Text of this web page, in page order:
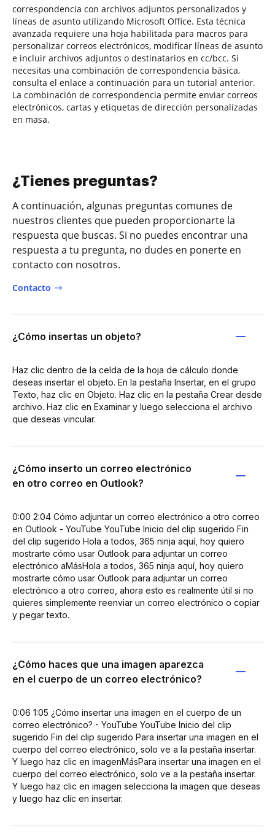
correspondencia con archivos adjuntos personalizados y
líneas de asunto utilizando Microsoft Office. Esta técnica
avanzada requiere una hoja habilitada para macros para
personalizar correos electrónicos, modificar líneas de asunto
e incluir archivos adjuntos o destinatarios en cc/bcc. Si
necesitas una combinación de correspondencia básica,
consulta el enlace a continuación para un tutorial anterior.
La combinación de correspondencia permite enviar correos
electrónicos, cartas y etiquetas de dirección personalizadas
en masa.
¿Tienes preguntas?
A continuación, algunas preguntas comunes de
nuestros clientes que pueden proporcionarte la
respuesta que buscas. Si no puedes encontrar una
respuesta a tu pregunta, no dudes en ponerte en
contacto con nosotros.
Contacto
¿Cómo insertas un objeto?
Haz clic dentro de la celda de la hoja de cálculo donde
deseas insertar el objeto. En la pestaña Insertar, en el grupo
Texto, haz clic en Objeto. Haz clic en la pestaña Crear desde
archivo. Haz clic en Examinar y luego selecciona el archivo
que deseas vincular.
¿Cómo inserto un correo electrónico
en otro correo en Outlook?
0:00 2:04 Cómo adjuntar un correo electrónico a otro correo
en Outlook - YouTube YouTube Inicio del clip sugerido Fin
del clip sugerido Hola a todos, 365 ninja aquí, hoy quiero
mostrarte cómo usar Outlook para adjuntar un correo
electrónico aMásHola a todos, 365 ninja aquí, hoy quiero
mostrarte cómo usar Outlook para adjuntar un correo
electrónico a otro correo, ahora esto es realmente útil si no
quieres simplemente reenviar un correo electrónico o copiar
y pegar texto.
¿Cómo haces que una imagen aparezca
en el cuerpo de un correo electrónico?
0:06 1:05 ¿Cómo insertar una imagen en el cuerpo de un
correo electrónico? - YouTube YouTube Inicio del clip
sugerido Fin del clip sugerido Para insertar una imagen en el
cuerpo del correo electrónico, solo ve a la pestaña insertar.
Y luego haz clic en imagenMásPara insertar una imagen en el
cuerpo del correo electrónico, solo ve a la pestaña insertar.
Y luego haz clic en imagen selecciona la imagen que deseas
y luego haz clic en insertar.